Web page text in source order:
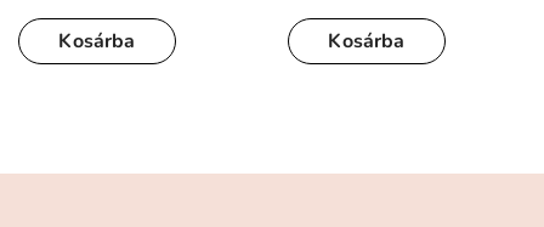
Kosárba Kosárba